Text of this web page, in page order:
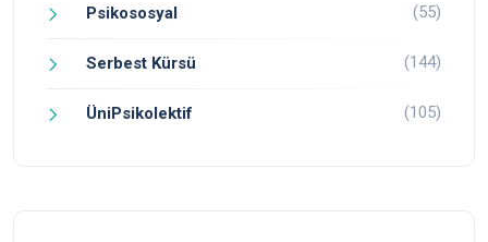
Psikososyal (55)
Serbest Kürsü (144)
ÜniPsikolektif (105)